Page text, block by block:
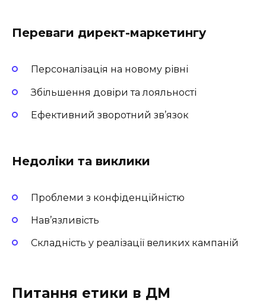
Переваги директ-маркетингу
Персоналізація на новому рівні
Збільшення довіри та лояльності
Ефективний зворотний зв’язок
Недоліки та виклики
Проблеми з конфіденційністю
Нав’язливість
Складність у реалізації великих кампаній
Питання етики в ДМ